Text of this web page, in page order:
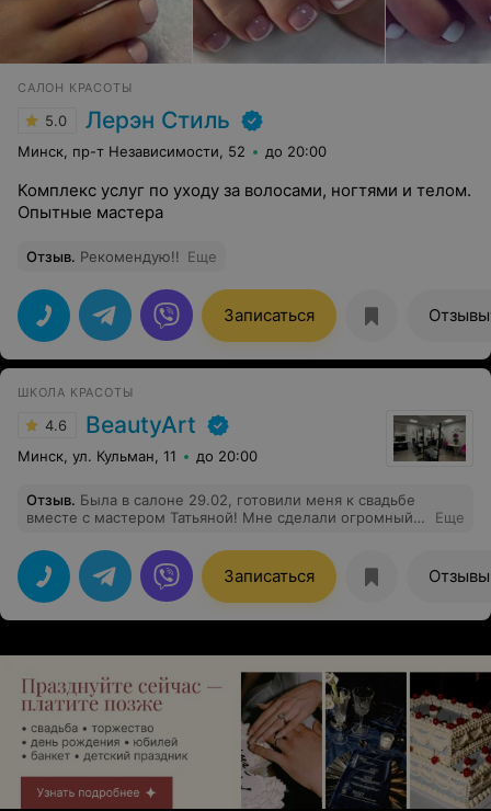
САЛОН КРАСОТЫ
5.0 Лерэн Стиль
Минск, пр-т Независимости, 52 до 20:00
Комплекс услуг по уходу за волосами, ногтями и телом.
Опытные мастера
Отзыв. Рекомендую!! Еще
Записаться Отзывы
ШКОЛА КРАСОТЫ
4.6 BeautyArt
Минск, ул. Кульман, 11 до 20:00
Отзыв. Была в салоне 29.02, готовили меня к свадьбе
вместе с мастером Татьяной! Мне сделали огромный
пригласят) девочкам удачи во всех начинаниях))) всем
счастья))
Еще
Записаться Отзывы